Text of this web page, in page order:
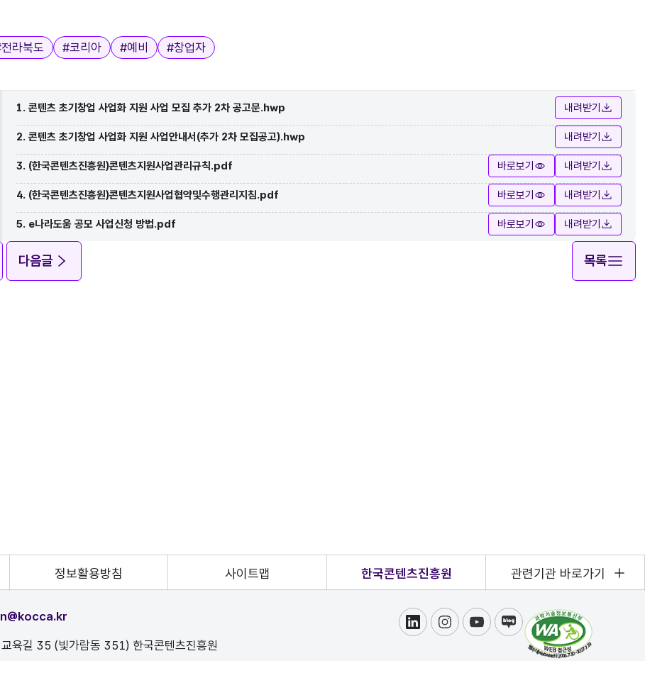
전라북도 #코리아 #예비 #창업자
1. 콘텐츠 초기창업 사업화 지원 사업 모집 추가 2차 공고문.hwp 내려받기
2. 콘텐츠 초기창업 사업화 지원 사업안내서(추가 2차 모집공고).hwp 내려받기
3. (한국콘텐츠진흥원)콘텐츠지원사업관리규칙.pdf 바로보기 내려받기
4. (한국콘텐츠진흥원)콘텐츠지원사업협약및수행관리지침.pdf 바로보기 내려받기
5. e나라도움 공모 사업신청 방법.pdf 바로보기 내려받기
다음글 목록
정보활용방침 사이트맵 한국콘텐츠진흥원 관련기관 바로가기
육길 35 (빛가람동 351) 한국콘텐츠진흥원
링크드인인스타그램
유튜브블로그